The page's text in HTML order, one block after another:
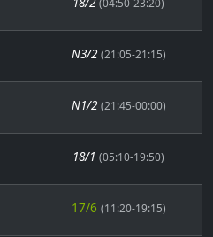
N3/2 (21:05-21:15)
N1/2 (21:45-00:00)
18/1 (05:10-19:50)
17/6 (11:20-19:15)